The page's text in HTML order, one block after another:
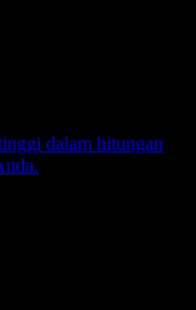
dalam hitungan